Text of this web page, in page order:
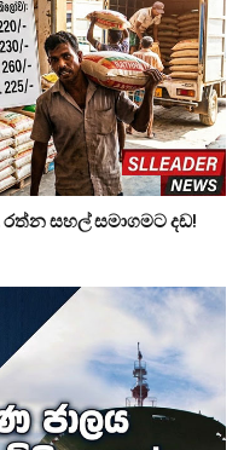
රත්න සහල් සමාගමට දඩ!